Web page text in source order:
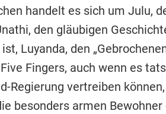
handelt es sich um Julu,
den gläubigen
Luyanda, den
Fingers, auch wenn es
Regierung vertreiben
besonders armen